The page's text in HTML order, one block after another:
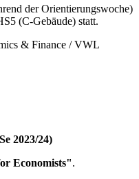
der Orientierungswoche)
(C-Gebäude) statt.
& Finance / VWL
2023/24)
Economists".